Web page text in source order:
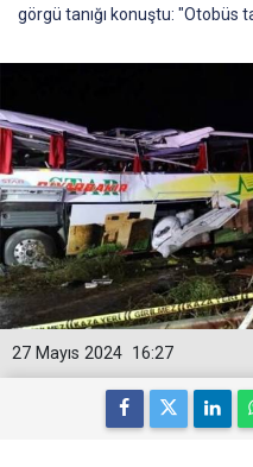
görgü tanığı konuştu: "Otobüs
16:27
27 Mayıs 2024